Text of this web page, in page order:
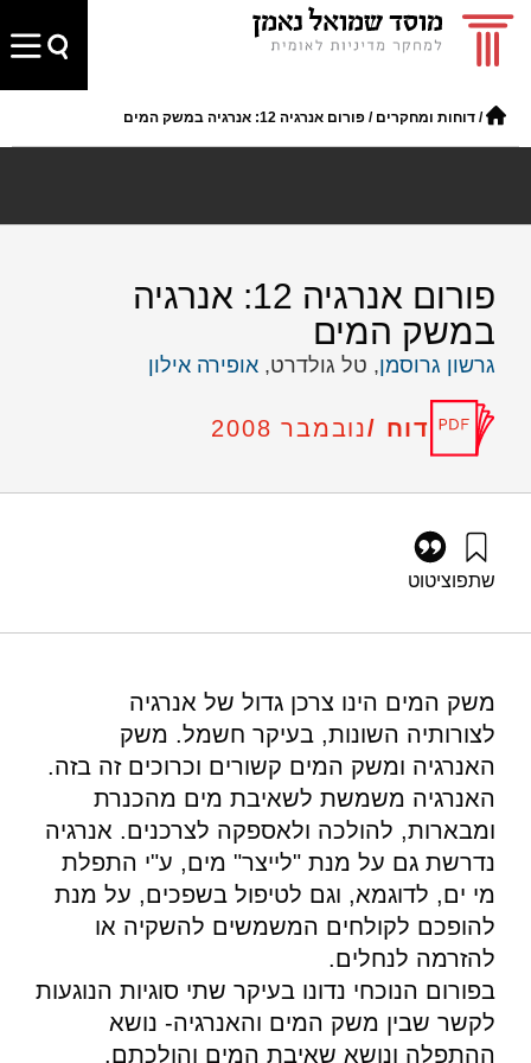
/ דוחות ומחקרים / פורום אנרגיה 12: אנרגיה במשק המים
פורום אנרגיה 12: אנרגיה
במשק המים
גרשון גרוסמן, טל גולדרט, אופירה אילון
דוח /נובמבר 2008
שתפוציטוט
משק המים הינו צרכן גדול של אנרגיה
לצורותיה השונות, בעיקר חשמל. משק
האנרגיה ומשק המים קשורים וכרוכים זה בזה.
האנרגיה משמשת לשאיבת מים מהכנרת
ומבארות, להולכה ולאספקה לצרכנים. אנרגיה
נדרשת גם על מנת "לייצר" מים, ע"י התפלת
מי ים, לדוגמא, וגם לטיפול בשפכים, על מנת
להופכם לקולחים המשמשים להשקיה או
להזרמה לנחלים.
בפורום הנוכחי נדונו בעיקר שתי סוגיות הנוגעות
לקשר שבין משק המים והאנרגיה- נושא
ההתפלה ונושא שאיבת המים והולכתם.